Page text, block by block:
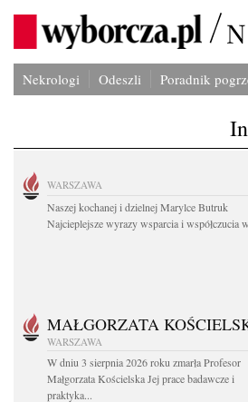
Nekrologi Odeszli Poradnik
WARSZAWA
Naszej kochanej i dzielnej Marylce Butruk
Najcieplejsze wyrazy wsparcia i współczucia
MAŁGORZATA
WARSZAWA
W dniu 3 sierpnia 2026 roku zmarła Profesor
Małgorzata Kościelska Jej prace badawcze i
praktyka...